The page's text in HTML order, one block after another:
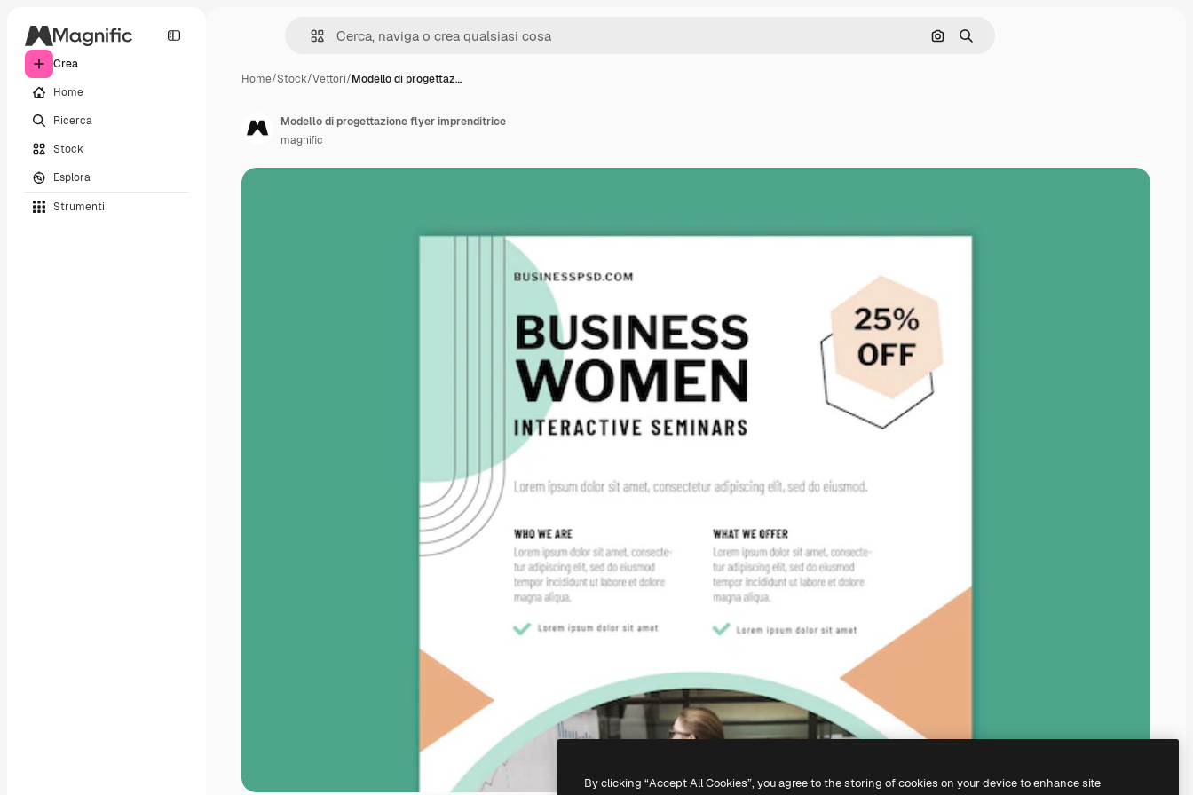
Crea
Home
Ricerca
Stock
Esplora
Strumenti
Cerca per immagine
Ricerca
Home/Stock/Vettori/Modello di progettaz…
Modello di progettazione flyer imprenditrice
magnific
By clicking “Accept All Cookies”, you agree to the storing of cookies on your device to enhance site